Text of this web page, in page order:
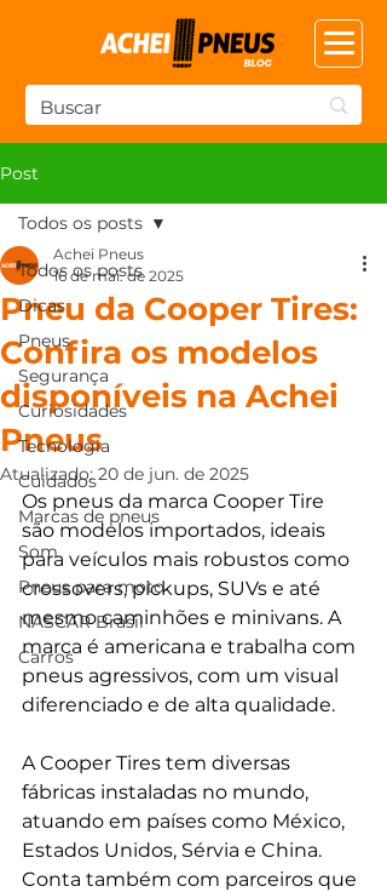
Post
Todos os posts
Dicas
Pneus
Segurança
Curiosidades
Tecnologia
Cuidados
Marcas de pneus
Som
Pneus para moto
NASCAR Brasil
Carros
Todos os posts
Pneu da Cooper Tires:
Confira os modelos
disponíveis na Achei
Pneus
Achei Pneus
16 de mai. de 2025
Atualizado:20 de jun. de 2025
Os pneus da marca Cooper Tire
são modelos importados, ideais
para veículos mais robustos como
crossovers, pickups, SUVs e até
mesmo caminhões e minivans. A
marca é americana e trabalha com
pneus agressivos, com um visual
diferenciado e de alta qualidade.
A Cooper Tires tem diversas
fábricas instaladas no mundo,
atuando em países como México,
Estados Unidos, Sérvia e China.
Conta também com parceiros que